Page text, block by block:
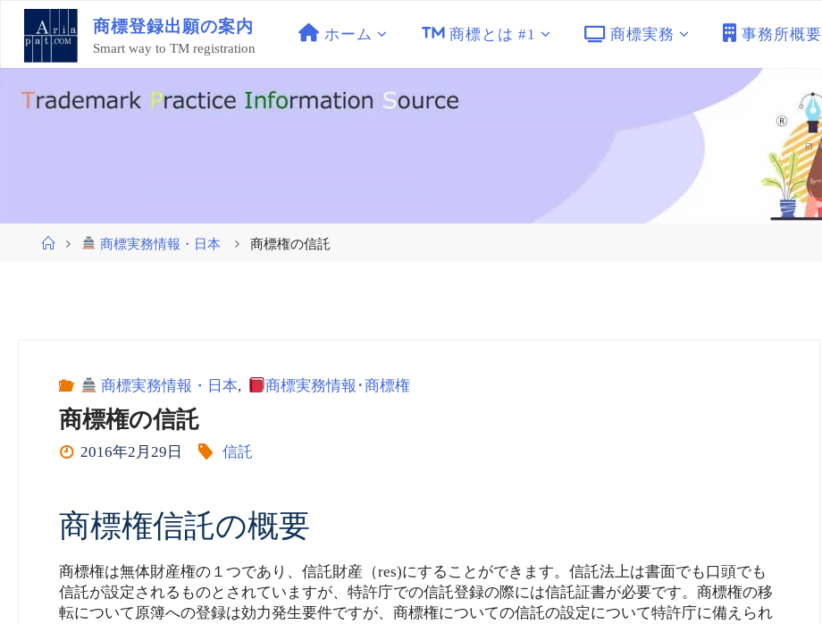
ン
商標登録出願の案内
Smart way to TM registration
ホーム 商標とは #1 商標実務 事務所概要
ホ
商標実務情報・日本 商標権の信託
商標実務情報・日本, 商標実務情報･商標権
商標権の信託
2016年2月29日 信託
商標権信託の概要
商標権は無体財産権の１つであり、信託財産（res)にすることができます。信託法上は書面でも口頭でも
信託が設定されるものとされていますが、特許庁での信託登録の際には信託証書が必要です。商標権の移
転について原簿への登録は効力発生要件ですが、商標権についての信託の設定について特許庁に備えられ